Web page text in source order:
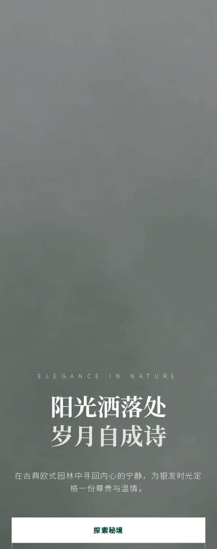
ELEGANCE IN NATURE
阳光洒落处
岁月自成诗
在古典欧式园林中寻回内心的宁静，为银发时光定
格一份尊贵与温情。
探索秘境